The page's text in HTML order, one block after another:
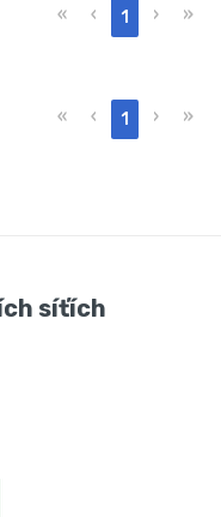
« ‹ 1 › »
« ‹ 1 › »
síťích